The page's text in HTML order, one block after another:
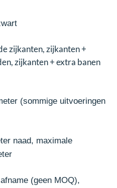
zijkanten, zijkanten +
zijkanten + extra banen
(sommige uitvoeringen
naad, maximale
(geen MOQ),